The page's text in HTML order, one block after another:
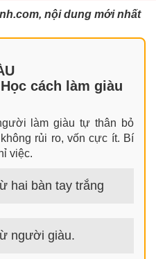
nội dung mới nhất
cách làm giàu
làm giàu tự thân bỏ
rủi ro, vốn cực ít. Bí
việc.
hai bàn tay trắng
có thể thành công ngay
người giàu.